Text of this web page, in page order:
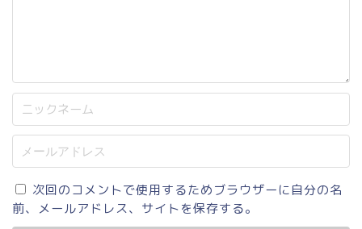
次回のコメントで使用するためブラウザーに自分の名
前、メールアドレス、サイトを保存する。